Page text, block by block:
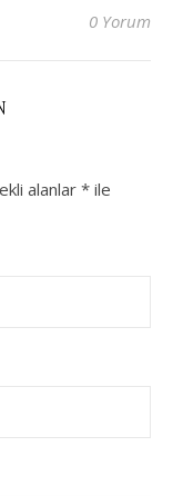
0 Yorum
alanlar* ile